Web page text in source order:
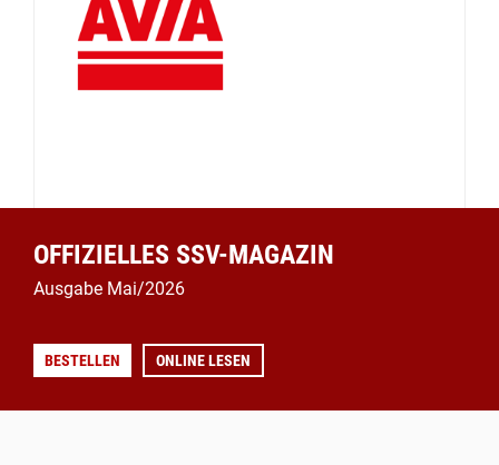
OFFIZIELLES SSV-MAGAZIN
Ausgabe Mai/2026
BESTELLEN ONLINE LESEN